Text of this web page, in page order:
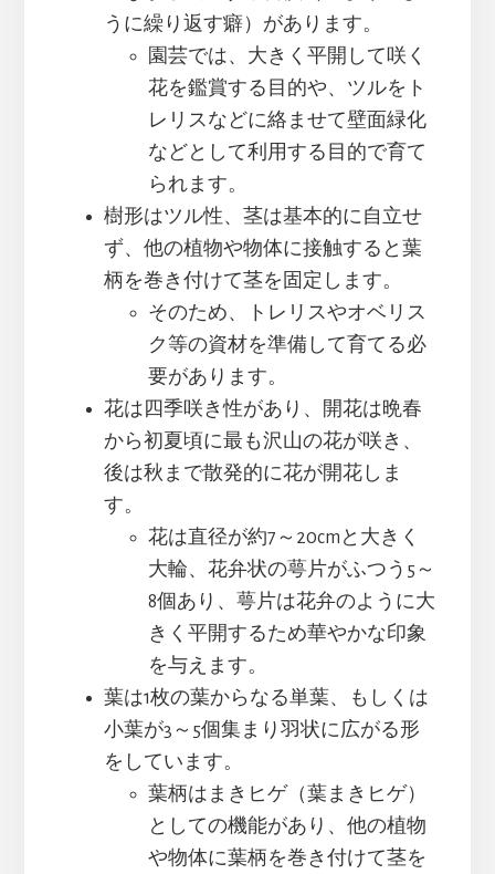
うに繰り返す癖）があります。
園芸では、大きく平開して咲く
花を鑑賞する目的や、ツルをト
レリスなどに絡ませて壁面緑化
などとして利用する目的で育て
られます。
樹形はツル性、茎は基本的に自立せ
ず、他の植物や物体に接触すると葉
柄を巻き付けて茎を固定します。
そのため、トレリスやオベリス
ク等の資材を準備して育てる必
要があります。
花は四季咲き性があり、開花は晩春
から初夏頃に最も沢山の花が咲き、
後は秋まで散発的に花が開花しま
す。
花は直径が約7～20cmと大きく
大輪、花弁状の萼片がふつう5～
8個あり、萼片は花弁のように大
きく平開するため華やかな印象
を与えます。
葉は1枚の葉からなる単葉、もしくは
小葉が3～5個集まり羽状に広がる形
をしています。
葉柄はまきヒゲ（葉まきヒゲ）
としての機能があり、他の植物
や物体に葉柄を巻き付けて茎を